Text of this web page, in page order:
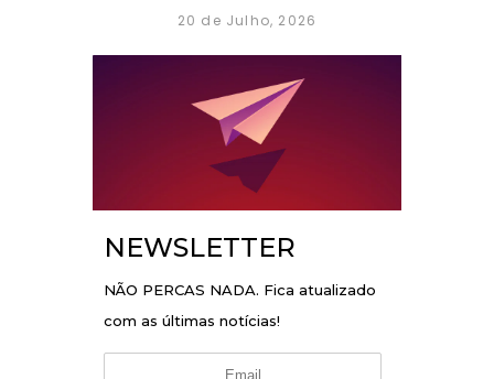
20 de Julho, 2026
NEWSLETTER
NÃO PERCAS NADA. Fica atualizado
com as últimas notícias!